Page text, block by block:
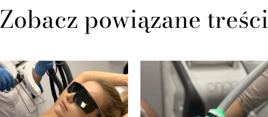
Zobacz powiązane treści